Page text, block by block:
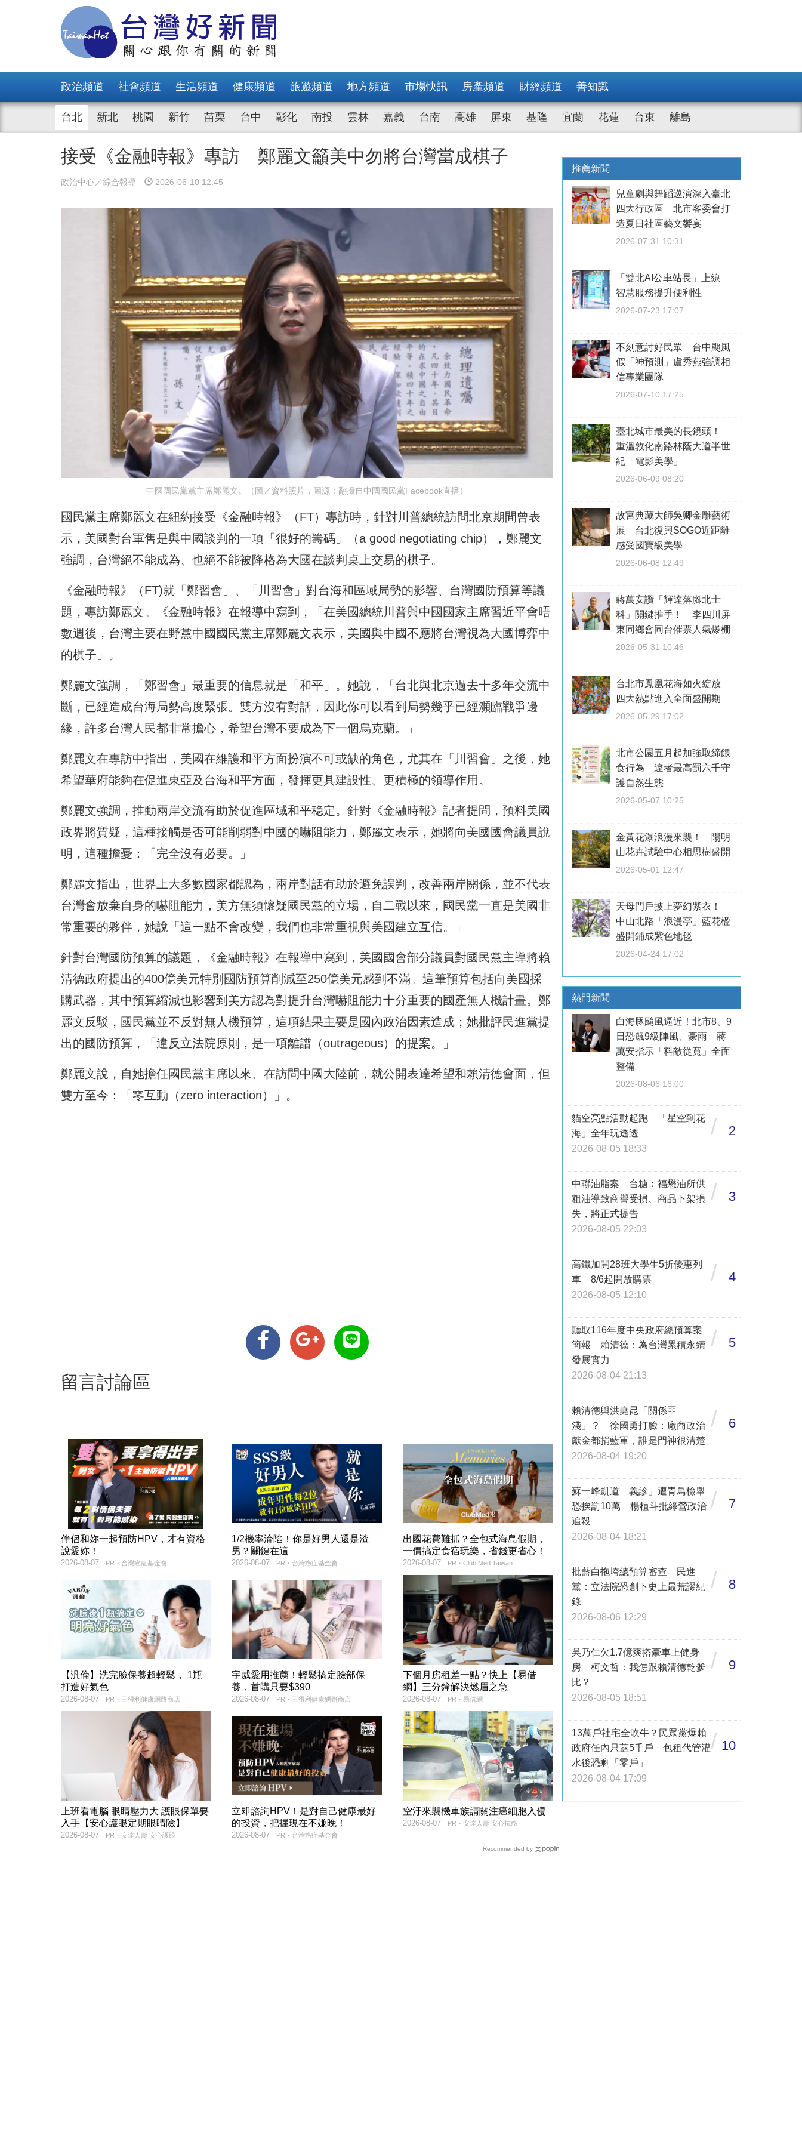
政治頻道 社會頻道 生活頻道 健康頻道 旅遊頻道 地方頻道 市場快訊 房產頻道 財經頻道 善知識
台北 新北 桃園 新竹 苗栗 台中 彰化 南投 雲林 嘉義 台南 高雄 屏東 基隆 宜蘭 花蓮 台東 離島
接受《金融時報》專訪 鄭麗文籲美中勿將台灣當成棋子
政治中心／綜合報導 2026-06-10 12:45
中國國民黨黨主席鄭麗文。（圖／資料照片，圖源：翻攝自中國國民黨Facebook直播）
國民黨主席鄭麗文在紐約接受《金融時報》（FT）專訪時，針對川普總統訪問北京期間曾表
示，美國對台軍售是與中國談判的一項「很好的籌碼」（a good negotiating chip），鄭麗文
強調，台灣絕不能成為、也絕不能被降格為大國在談判桌上交易的棋子。
《金融時報》（FT)就「鄭習會」、「川習會」對台海和區域局勢的影響、台灣國防預算等議
題，專訪鄭麗文。《金融時報》在報導中寫到，「在美國總統川普與中國國家主席習近平會晤
數週後，台灣主要在野黨中國國民黨主席鄭麗文表示，美國與中國不應將台灣視為大國博弈中
的棋子」。
鄭麗文強調，「鄭習會」最重要的信息就是「和平」。她說，「台北與北京過去十多年交流中
斷，已經造成台海局勢高度緊張。雙方沒有對話，因此你可以看到局勢幾乎已經瀕臨戰爭邊
緣，許多台灣人民都非常擔心，希望台灣不要成為下一個烏克蘭。」
鄭麗文在專訪中指出，美國在維護和平方面扮演不可或缺的角色，尤其在「川習會」之後，她
希望華府能夠在促進東亞及台海和平方面，發揮更具建設性、更積極的領導作用。
鄭麗文強調，推動兩岸交流有助於促進區域和平稳定。針對《金融時報》記者提問，預料美國
政界將質疑，這種接觸是否可能削弱對中國的嚇阻能力，鄭麗文表示，她將向美國國會議員說
明，這種擔憂：「完全沒有必要。」
鄭麗文指出，世界上大多數國家都認為，兩岸對話有助於避免誤判，改善兩岸關係，並不代表
台灣會放棄自身的嚇阻能力，美方無須懷疑國民黨的立場，自二戰以來，國民黨一直是美國非
常重要的夥伴，她說「這一點不會改變，我們也非常重視與美國建立互信。」
針對台灣國防預算的議題，《金融時報》在報導中寫到，美國國會部分議員對國民黨主導將賴
清德政府提出的400億美元特別國防預算削減至250億美元感到不滿。這筆預算包括向美國採
購武器，其中預算縮減也影響到美方認為對提升台灣嚇阻能力十分重要的國產無人機計畫。鄭
麗文反駁，國民黨並不反對無人機預算，這項結果主要是國內政治因素造成；她批評民進黨提
出的國防預算，「違反立法院原則，是一項離譜（outrageous）的提案。」
鄭麗文說，自她擔任國民黨主席以來、在訪問中國大陸前，就公開表達希望和賴清德會面，但
雙方至今：「零互動（zero interaction）」。
留言討論區
伴侶和妳一起預防HPV，才有資格
說愛妳！
PR・台灣癌症基金會
2026-08-07
1/2機率淪陷！你是好男人還是渣
男？關鍵在這
PR・台灣癌症基金會
2026-08-07
出國花費難抓？全包式海島假期，
一價搞定食宿玩樂，省錢更省心！
PR・Club Med Taiwan
2026-08-07
【汎倫】洗完臉保養超輕鬆， 1瓶
打造好氣色
PR・三得利健康網路商店
2026-08-07
宇威愛用推薦！輕鬆搞定臉部保
養，首購只要$390
PR・三得利健康網路商店
2026-08-07
下個月房租差一點？快上【易借
網】三分鐘解決燃眉之急
PR・易借網
2026-08-07
上班看電腦 眼睛壓力大 護眼保單要
入手【安心護眼定期眼睛險】
PR・安達人壽 安心護眼
2026-08-07
立即諮詢HPV！是對自己健康最好
的投資，把握現在不嫌晚！
PR・台灣癌症基金會
2026-08-07
空汙來襲機車族請關注癌細胞入侵
PR・安達人壽 安心抗癌
2026-08-07
Recommended by
推薦新聞
兒童劇與舞蹈巡演深入臺北
四大行政區 北市客委會打
造夏日社區藝文饗宴
2026-07-31 10:31
「雙北AI公車站長」上線
智慧服務提升便利性
2026-07-23 17:07
不刻意討好民眾 台中颱風
假「神預測」盧秀燕強調相
信專業團隊
2026-07-10 17:25
臺北城市最美的長鏡頭！
重溫敦化南路林蔭大道半世
紀「電影美學」
2026-06-09 08:20
故宮典藏大師吳卿金雕藝術
展 台北復興SOGO近距離
感受國寶級美學
2026-06-08 12:49
蔣萬安讚「輝達落腳北士
科」關鍵推手！ 李四川屏
東同鄉會同台催票人氣爆棚
2026-05-31 10:46
台北市鳳凰花海如火綻放
四大熱點進入全面盛開期
2026-05-29 17:02
北市公園五月起加強取締餵
食行為 違者最高罰六千守
護自然生態
2026-05-07 10:25
金黃花瀑浪漫來襲！ 陽明
山花卉試驗中心相思樹盛開
2026-05-01 12:47
天母門戶披上夢幻紫衣！
中山北路「浪漫亭」藍花楹
盛開鋪成紫色地毯
2026-04-24 17:02
熱門新聞
白海豚颱風逼近！北市8、9
日恐飆9級陣風、豪雨 蔣
萬安指示「料敵從寬」全面
整備
2026-08-06 16:00
貓空亮點活動起跑 「星空到花
海」全年玩透透
2026-08-05 18:33
/ 2
中聯油脂案 台糖︰福懋油所供
粗油導致商譽受損、商品下架損
失，將正式提告
2026-08-05 22:03
/ 3
高鐵加開28班大學生5折優惠列
車 8/6起開放購票
2026-08-05 12:10
/ 4
聽取116年度中央政府總預算案
簡報 賴清德：為台灣累積永續
發展實力
2026-08-04 21:13
/ 5
賴清德與洪堯昆「關係匪
淺」？ 徐國勇打臉：廠商政治
獻金都捐藍軍，誰是門神很清楚
2026-08-04 19:20
/ 6
蘇一峰凱道「義診」遭青鳥檢舉
恐挨罰10萬 楊植斗批綠營政治
追殺
2026-08-04 18:21
/ 7
批藍白拖垮總預算審查 民進
黨：立法院恐創下史上最荒謬紀
錄
2026-08-06 12:29
/ 8
吳乃仁欠1.7億爽搭豪車上健身
房 柯文哲：我怎跟賴清德乾爹
比？
2026-08-05 18:51
/ 9
13萬戶社宅全吹牛？民眾黨爆賴
政府任內只蓋5千戶 包租代管灌
水後恐剩「零戶」
2026-08-04 17:09
/ 10